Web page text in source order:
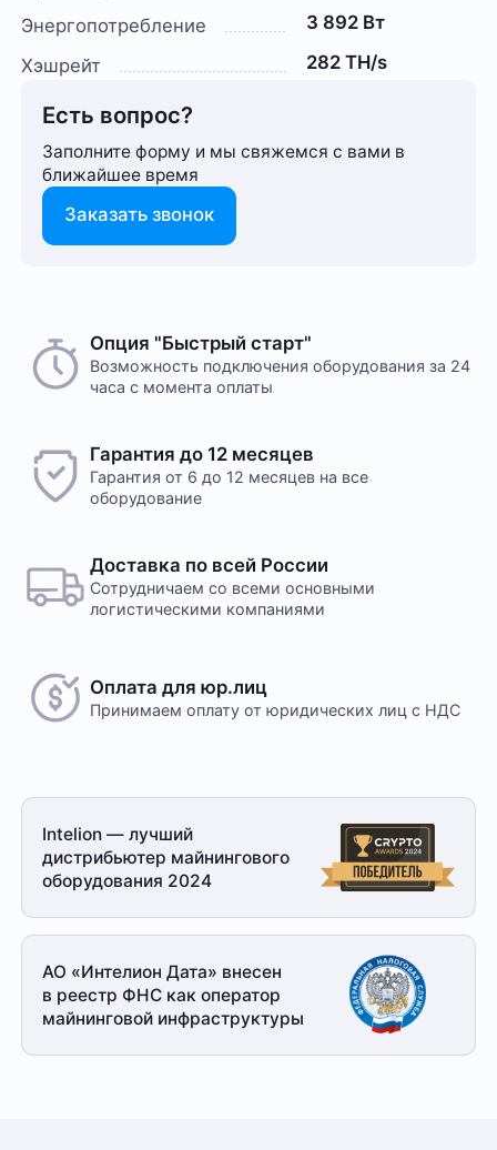
Энергопотребление
3 892 Вт
Хэшрейт
282 TH/s
Есть вопрос?
Заполните форму и мы свяжемся с вами в
ближайшее время
Заказать звонок
На этот товар пока нет отзывов
Желаете оставить отзыв?
Нам важно знать ваше мнение о популярном
оборудовании для майнинга. Так мы улучшаем
ассортимент нашего интернет-⁠магазина.
Способ оплаты любого заказа вы можете выбрать
при его оформлении. Оплата производится только
в рублях. После подтверждения заказа, с вами
центров
Оплата производится в офисе компании наличными
в кассу компании. Доступна оплата сотруднику
службы доставки при получении заказа. Доставка
заказ оформляется на юридическое лицо.
При получении заказа необходимо иметь при себе
доверенность от организации-заказчика и паспорт
для удостоверения личности
Доставка
Отправка товара осуществляется с понедельника
по пятницу с 10-00 до 19-00. При получении товара
необходимо предоставить паспорт и квитанцию
Опция "Быстрый старт"
Возможность подключения оборудования за 24
часа с момента оплаты
Гарантия до 12 месяцев
Гарантия от 6 до 12 месяцев на все
оборудование
Доставка по всей России
Сотрудничаем со всеми основными
логистическими компаниями
Оплата для юр.лиц
Принимаем оплату от юридических лиц с НДС
Intelion — лучший
дистрибьютер майнингового
оборудования 2024
АО «Интелион Дата» внесен
в реестр ФНС как оператор
майнинговой инфраструктуры